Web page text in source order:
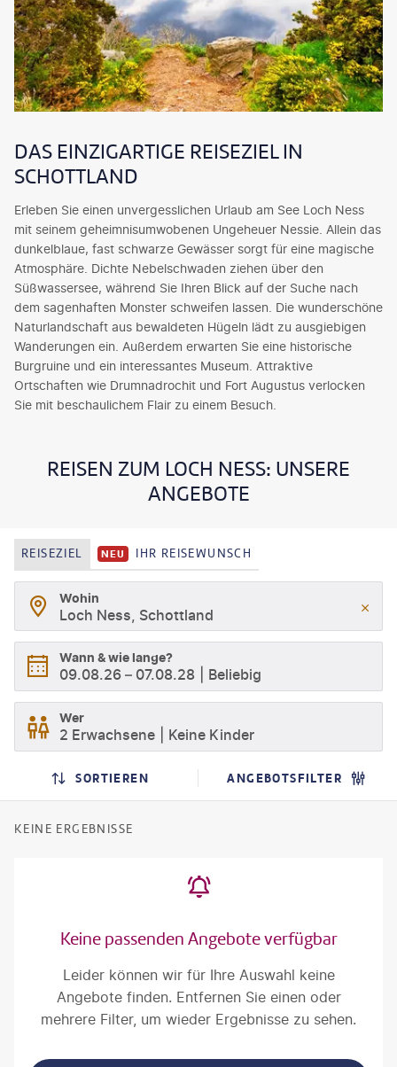
DAS EINZIGARTIGE REISEZIEL IN
SCHOTTLAND
Erleben Sie einen unvergesslichen Urlaub am See Loch Ness
mit seinem geheimnisumwobenen Ungeheuer Nessie. Allein das
dunkelblaue, fast schwarze Gewässer sorgt für eine magische
Atmosphäre. Dichte Nebelschwaden ziehen über den
Süßwassersee, während Sie Ihren Blick auf der Suche nach
dem sagenhaften Monster schweifen lassen. Die wunderschöne
Naturlandschaft aus bewaldeten Hügeln lädt zu ausgiebigen
Wanderungen ein. Außerdem erwarten Sie eine historische
Burgruine und ein interessantes Museum. Attraktive
Ortschaften wie Drumnadrochit und Fort Augustus verlocken
Sie mit beschaulichem Flair zu einem Besuch.
REISEN ZUM LOCH NESS: UNSERE
ANGEBOTE
REISEZIEL NEU IHR REISEWUNSCH
Wohin
Loch Ness, Schottland
Wann & wie lange?
09.08.26 – 07.08.28 Beliebig
Wer
2 Erwachsene Keine Kinder
SORTIEREN ANGEBOTSFILTER
KEINE ERGEBNISSE
Keine passenden Angebote verfügbar
Leider können wir für Ihre Auswahl keine
Angebote finden. Entfernen Sie einen oder
mehrere Filter, um wieder Ergebnisse zu sehen.